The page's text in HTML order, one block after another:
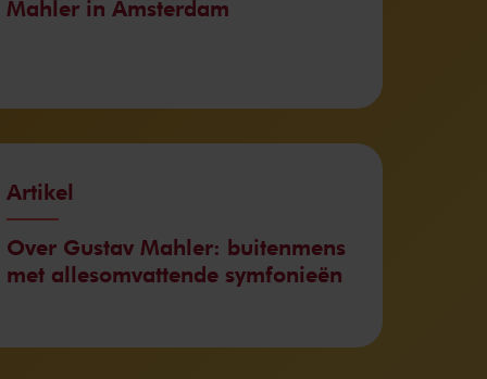
Mahler in Amsterdam
Artikel
Over Gustav Mahler: buitenmens
met allesomvattende symfonieën